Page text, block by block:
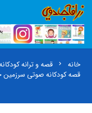
خانه chevron_right قصه و ترانه
قصه کودکانه صوتی